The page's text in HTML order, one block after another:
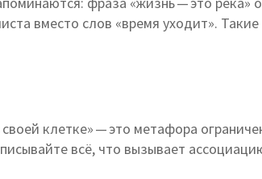
вместо слов «время уходит».
клетке» — это метафора
всё, что вызывает